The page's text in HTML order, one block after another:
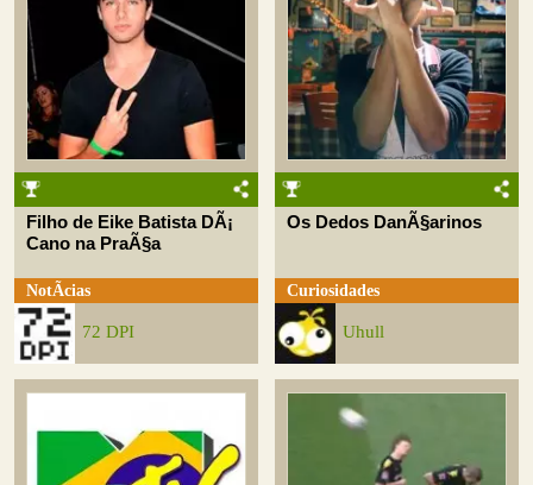
Filho de Eike Batista DÃ¡
Cano na PraÃ§a
NotÃ­cias
72 DPI
Os Dedos DanÃ§arinos
Curiosidades
Uhull